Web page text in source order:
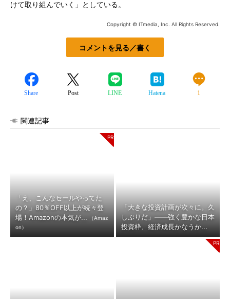
けて取り組んでいく」としている。
Copyright © ITmedia, Inc. All Rights Reserved.
コメントを見る／書く
Share Post LINE Hatena 1
関連記事
「え、こんなセールやってた
の？」80％OFF以上が続々登
場！Amazonの本気が...
（Amaz
on）
「大きな投資計画が次々に。久
しぶりだ」――強く豊かな日本
投資枠、経済成長かなうか...